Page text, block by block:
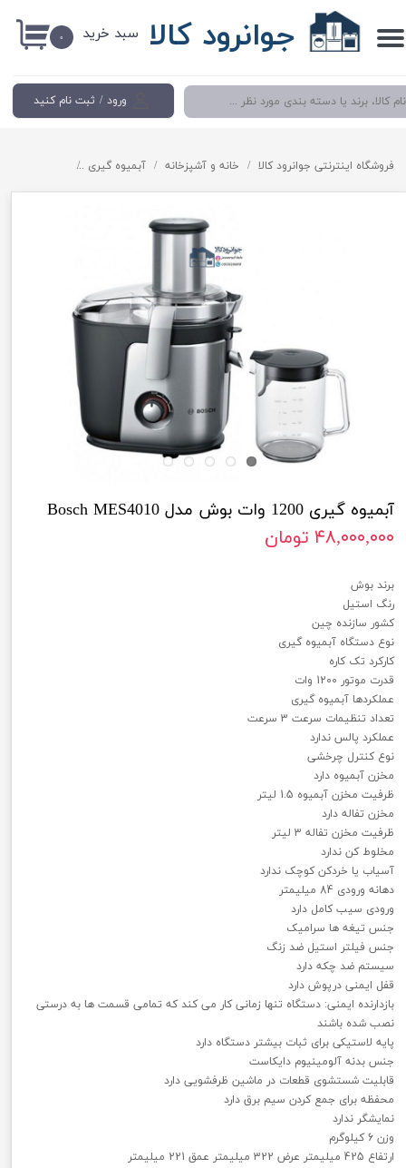
جوانرود کالا
ورود / ثبت نام کنید
حساب کاربری من
تغییر گذر واژه
سفارشات
خروج از حساب کاربری
۰ سبد خرید
فروشگاه اینترنتی جوانرود کالا خانه و آشپزخانه آبمیوه گیری
آبمیوه گیری 1200 وات بوش مدل Bosch MES4010
۴۸,۰۰۰,۰۰۰ تومان
برند بوش
رنگ استیل
کشور سازنده چین
نوع دستگاه آبمیوه گیری
کارکرد تک کاره
قدرت موتور 1200 وات
عملکردها آبمیوه گیری
تعداد تنظیمات سرعت 3 سرعت
عملکرد پالس ندارد
نوع کنترل چرخشی
مخزن آبمیوه دارد
ظرفیت مخزن آبمیوه 1.5 لیتر
مخزن تفاله دارد
ظرفیت مخزن تفاله 3 لیتر
مخلوط کن ندارد
آسیاب یا خردکن کوچک ندارد
دهانه ورودی 84 میلیمتر
ورودی سیب کامل دارد
جنس تیغه ها سرامیک
جنس فیلتر استيل ضد زنگ
سیستم ضد چکه دارد
قفل ایمنی درپوش دارد
بازدارنده ایمنی: دستگاه تنها زمانی کار می کند که تمامی قسمت ها به درستی
نصب شده باشند
پایه لاستیکی برای ثبات بیشتر دستگاه دارد
جنس بدنه آلومینیوم دايكاست
قابلیت شستشوی قطعات در ماشین ظرفشویی دارد
محفظه برای جمع كردن سیم برق دارد
نمایشگر ندارد
وزن 6 کیلوگرم
ارتفاع 425 میلیمتر عرض 322 میلیمتر عمق 221 میلیمتر